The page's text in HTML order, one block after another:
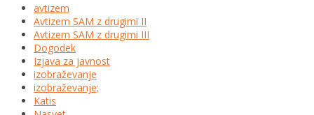
avtizem
Avtizem SAM z drugimi II
Avtizem SAM z drugimi III
Dogodek
Izjava za javnost
izobraževanje
izobraževanje;
Katis